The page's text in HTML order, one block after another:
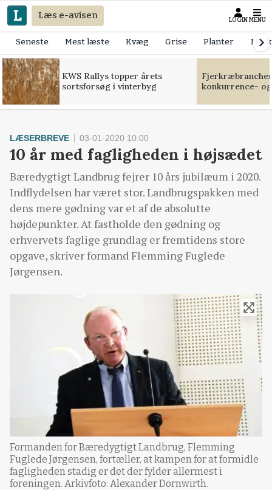
Læs e-avisen LOGIN MENU
Seneste Mest læste Kvæg Grise Planter
KWS Rallys topper årets
sortsforsøg i vinterbyg
konkurrence-
LÆSERBREVE 03-01-2020 10:00
10 år med fagligheden i højsædet
Bæredygtigt Landbrug fejrer 10 års jubilæum i 2020.
Indflydelsen har været stor. Landbrugspakken med
dens mere gødning var et af de absolutte
højdepunkter. At fastholde den gødning og
erhvervets faglige grundlag er fremtidens store
opgave, skriver formand Flemming Fuglede
Jørgensen.
Formanden for Bæredygtigt Landbrug, Flemming
Fuglede Jørgensen, fortæller, at kampen for at formidle
fagligheden stadig er det der fylder allermest i
foreningen. Arkivfoto: Alexander Dornwirth.